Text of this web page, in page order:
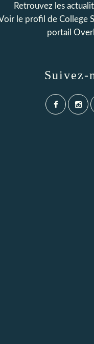
Retrouvez les
le profil de College
portail
Suivez-